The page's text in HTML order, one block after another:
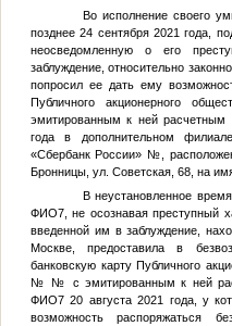
Во исполнение своего
позднее 24 сентября 2021 года,
неосведомленную о его
заблуждение, относительно
попросил ее дать ему
Публичного акционерного
эмитированным к ней расчетным
года в дополнительном
«Сбербанк России» №,
Бронницы, ул. Советская, 68, на
В неустановленное
ФИО7, не осознавая преступный
введенной им в заблуждение,
Москве, предоставила в
банковскую карту Публичного
№ № с эмитированным к ней
ФИО720 августа 2021 года, у
возможность распоряжаться